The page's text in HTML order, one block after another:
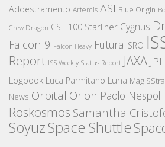
Addestramento Artemis ASI Blue Origin
Crew Dragon CST-100 Starliner Cygnus
Falcon 9 Falcon Heavy Futura ISRO
Report ISS Weekly Status Report JAXA JPL
Logbook Luca Parmitano Luna MagISStra
News Orbital Orion Paolo Nespoli
Roskosmos Samantha
SoyuzSpace Shuttle